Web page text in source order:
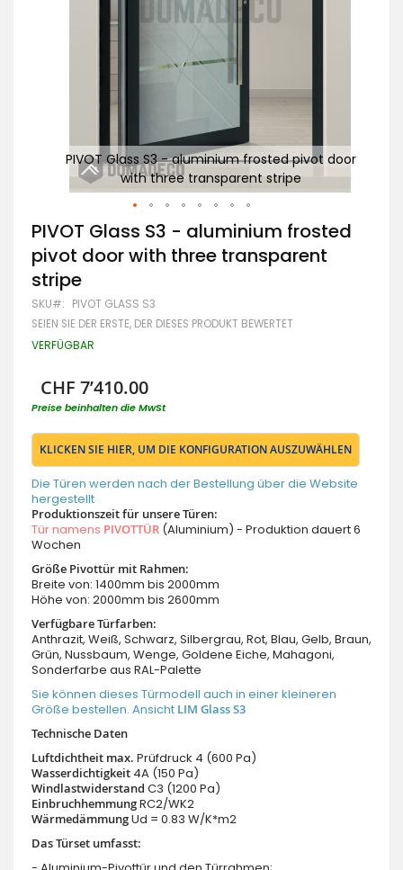
PIVOT Glass S3 - aluminium frosted pivot door
with three transparent stripe
Zum
Anfang
der
Bildgalerie
springen
PIVOT Glass S3 - aluminium frosted
pivot door with three transparent
stripe
SKU PIVOT GLASS S3
SEIEN SIE DER ERSTE, DER DIESES PRODUKT BEWERTET
VERFÜGBAR
CHF 7’410.00
Preise beinhalten die MwSt
KLICKEN SIE HIER, UM DIE KONFIGURATION AUSZUWÄHLEN
Die Türen werden nach der Bestellung über die Website
hergestellt
Produktionszeit für unsere Türen:
Tür namens PIVOTTÜR (Aluminium) - Produktion dauert 6
Wochen
Größe Pivottür mit Rahmen:
Breite von: 1400mm bis 2000mm
Höhe von: 2000mm bis 2600mm
Verfügbare Türfarben:
Anthrazit, Weiß, Schwarz, Silbergrau, Rot, Blau, Gelb, Braun,
Grün, Nussbaum, Wenge, Goldene Eiche, Mahagoni,
Sonderfarbe aus RAL-Palette
Sie können dieses Türmodell auch in einer kleineren
Größe bestellen. Ansicht LIM Glass S3
Technische Daten
Luftdichtheit max. Prüfdruck 4 (600 Pa)
Wasserdichtigkeit 4A (150 Pa)
Windlastwiderstand C3 (1200 Pa)
EinbruchhemmungRC2/WK2
WärmedämmungUd = 0.83 W/K*m2
Das Türset umfasst: